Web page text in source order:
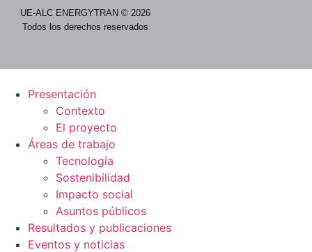
UE-ALC ENERGYTRAN © 2026
Todos los derechos reservados
Presentación
Contexto
El proyecto
Áreas de trabajo
Tecnología
Sostenibilidad
Impacto social
Asuntos públicos
Resultados y publicaciones
Eventos y noticias